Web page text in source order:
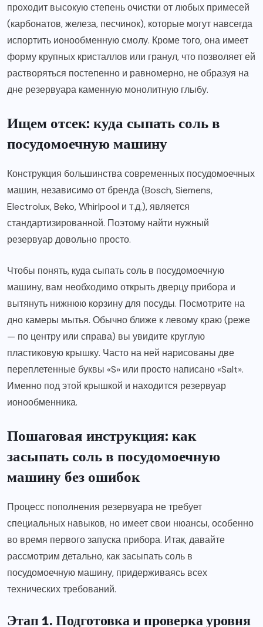
проходит высокую степень очистки от любых примесей
(карбонатов, железа, песчинок), которые могут навсегда
испортить ионообменную смолу. Кроме того, она имеет
форму крупных кристаллов или гранул, что позволяет ей
растворяться постепенно и равномерно, не образуя на
дне резервуара каменную монолитную глыбу.
Ищем отсек: куда сыпать соль в
посудомоечную машину
Конструкция большинства современных посудомоечных
машин, независимо от бренда (Bosch, Siemens,
Electrolux, Beko, Whirlpool и т.д.), является
стандартизированной. Поэтому найти нужный
резервуар довольно просто.
Чтобы понять, куда сыпать соль в посудомоечную
машину, вам необходимо открыть дверцу прибора и
вытянуть нижнюю корзину для посуды. Посмотрите на
дно камеры мытья. Обычно ближе к левому краю (реже
— по центру или справа) вы увидите круглую
пластиковую крышку. Часто на ней нарисованы две
переплетенные буквы «S» или просто написано «Salt».
Именно под этой крышкой и находится резервуар
ионообменника.
Пошаговая инструкция: как
засыпать соль в посудомоечную
машину без ошибок
Процесс пополнения резервуара не требует
специальных навыков, но имеет свои нюансы, особенно
во время первого запуска прибора. Итак, давайте
рассмотрим детально, как засыпать соль в
посудомоечную машину, придерживаясь всех
технических требований.
Этап 1. Подготовка и проверка уровня